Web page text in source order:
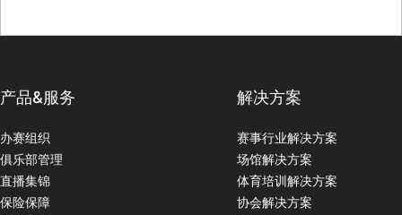
产品&服务
办赛组织
俱乐部管理
直播集锦
保险保障
解决方案
赛事行业解决方案
场馆解决方案
体育培训解决方案
协会解决方案